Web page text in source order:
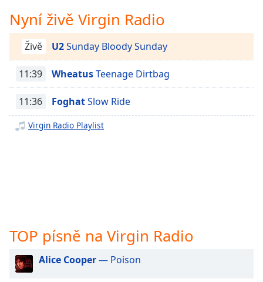
descriptions
off,
selected
Subtitles
subtitles
settings,
opens
Track
Picture-
in-
Picture
Nyní živě Virgin Radio
Živě U2Sunday Bloody Sunday
11:39 WheatusTeenage Dirtbag
11:36 FoghatSlow Ride
Virgin Radio Playlist
TOP písně na Virgin Radio
Alice Cooper— Poison